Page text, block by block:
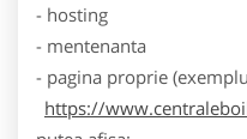
- hosting
- mentenanta
- pagina proprie
https://